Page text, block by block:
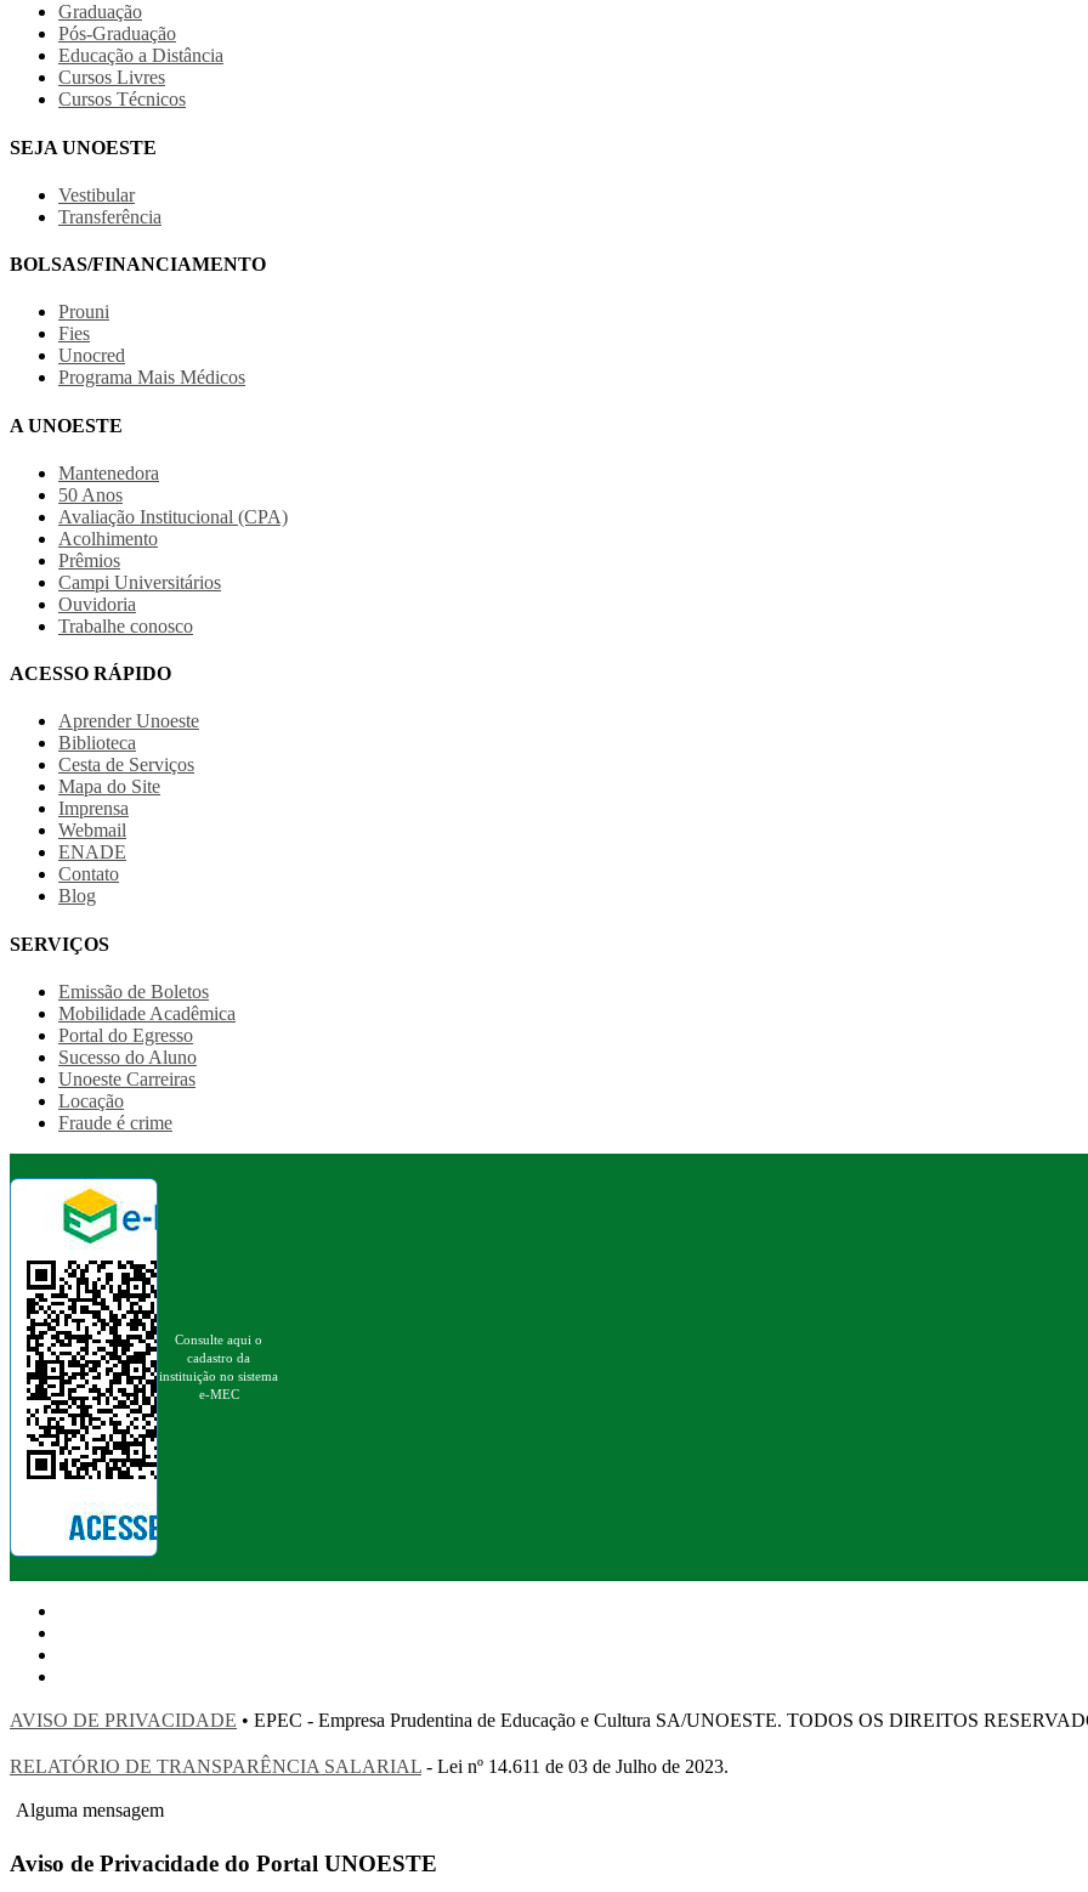
Graduação
Pós-Graduação
Educação a Distância
Cursos Livres
Cursos Técnicos
SEJA UNOESTE
Vestibular
Transferência
BOLSAS/FINANCIAMENTO
Prouni
Fies
Unocred
Programa Mais Médicos
A UNOESTE
Mantenedora
50 Anos
Avaliação Institucional (CPA)
Acolhimento
Prêmios
Campi Universitários
Ouvidoria
Trabalhe conosco
ACESSO RÁPIDO
Aprender Unoeste
Biblioteca
Cesta de Serviços
Mapa do Site
Imprensa
Webmail
ENADE
Contato
Blog
SERVIÇOS
Emissão de Boletos
Mobilidade Acadêmica
Portal do Egresso
Sucesso do Aluno
Unoeste Carreiras
Locação
Fraude é crime
Consulte aqui o
cadastro da
instituição no sistema
e-MEC
AVISO DE PRIVACIDADE • EPEC - Empresa Prudentina de Educação e Cultura SA/UNOESTE. TODOS OS DIREITOS
RELATÓRIO DE TRANSPARÊNCIA SALARIAL - Lei nº 14.611 de 03 de Julho de 2023.
Alguma mensagem
Aviso de Privacidade do Portal UNOESTE